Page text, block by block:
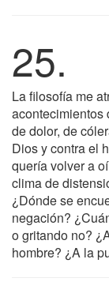
25.
La filosofía me
acontecimientos
de dolor, de
Dios y contra el
quería volver a
clima de
¿Dónde se
negación?
o gritando no?
hombre? ¿A la